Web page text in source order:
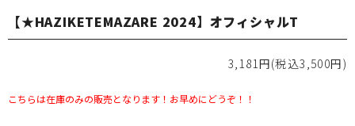
【★HAZIKETEMAZARE 2024】オフィシャルT
3,181円(税込3,500円)
こちらは在庫のみの販売となります！お早めにどうぞ！！